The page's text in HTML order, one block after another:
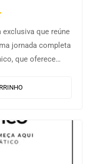
exclusiva que reúne
jornada completa
que oferece